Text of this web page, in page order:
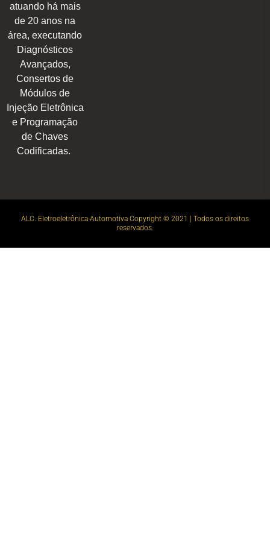
atuando há mais
de 20 anos na
área, executando
Diagnósticos
Avançados,
Consertos de
Módulos de
Injeção Eletrônica
e Programação
de Chaves
Codificadas.
ALC. Eletroeletrônica Automotiva Copyright © 2021 | Todos os direitos
reservados.